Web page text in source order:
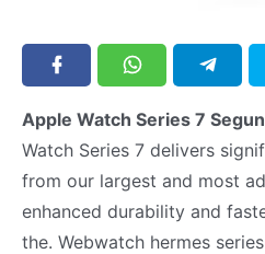
Apple Watch Series 7
Watch Series 7 delivers
from our largest and most
enhanced durability and
the. Webwatch hermes